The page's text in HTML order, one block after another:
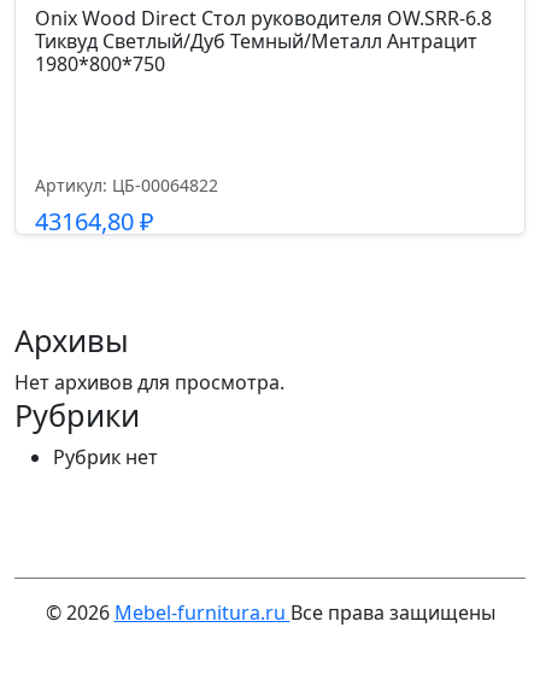
Onix Wood Direct Стол руководителя OW.SRR-6.8
Тиквуд Светлый/Дуб Темный/Металл Антрацит
1980*800*750
Артикул: ЦБ-00064822
43164,80₽
Архивы
Нет архивов для просмотра.
Рубрики
Рубрик нет
© 2026 Mebel-furnitura.ru Все права защищены